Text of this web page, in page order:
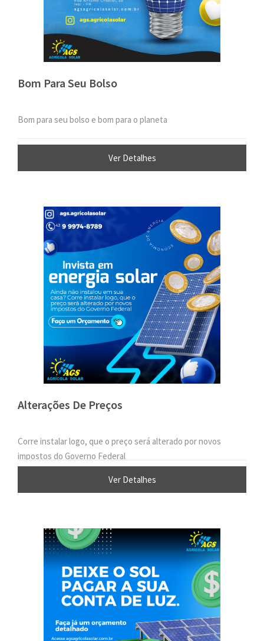
Bom Para Seu Bolso
Bom para seu bolso e bom para o planeta
Ver Detalhes
Alterações De Preços
Corre instalar logo, que o preço será alterado por novos
impostos do Governo Federal
Ver Detalhes